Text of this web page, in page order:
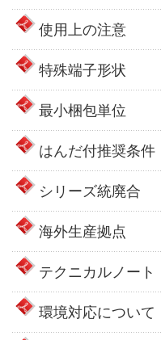
使用上の注意
特殊端子形状
最小梱包単位
はんだ付推奨条件
シリーズ統廃合
海外生産拠点
テクニカルノート
環境対応について